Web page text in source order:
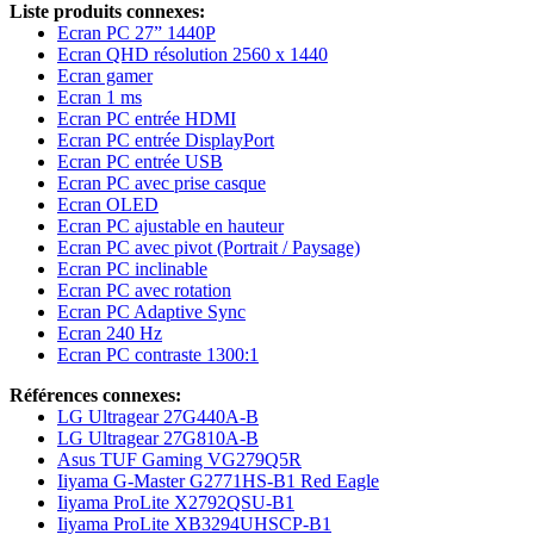
Liste produits connexes:
Ecran PC 27” 1440P
Ecran QHD résolution 2560 x 1440
Ecran gamer
Ecran 1 ms
Ecran PC entrée HDMI
Ecran PC entrée DisplayPort
Ecran PC entrée USB
Ecran PC avec prise casque
Ecran OLED
Ecran PC ajustable en hauteur
Ecran PC avec pivot (Portrait / Paysage)
Ecran PC inclinable
Ecran PC avec rotation
Ecran PC Adaptive Sync
Ecran 240 Hz
Ecran PC contraste 1300:1
Références connexes:
LG Ultragear 27G440A-B
LG Ultragear 27G810A-B
Asus TUF Gaming VG279Q5R
Iiyama G-Master G2771HS-B1 Red Eagle
Iiyama ProLite X2792QSU-B1
Iiyama ProLite XB3294UHSCP-B1